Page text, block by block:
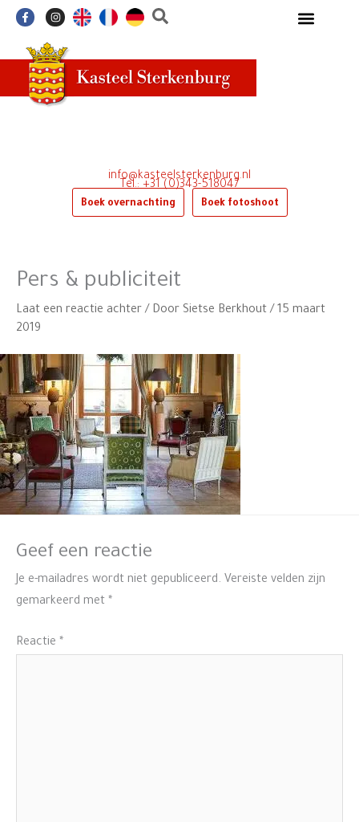
inhoud
F
a
b
o
o
k
-
I
n
a
g
r
a
m
Boek overnachting Boek fotoshoot
Tel.: +31 (0)343-518047
info@kasteelsterkenburg.nl
Pers & publiciteit
Laat een reactie achter / Door Sietse Berkhout / 15 maart
2019
Geef een reactie
Je e-mailadres wordt niet gepubliceerd. Vereiste velden zijn
gemarkeerd met *
Reactie *